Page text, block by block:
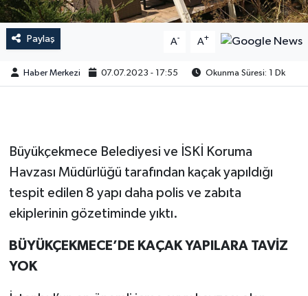
Paylaş A- A+
Haber Merkezi 07.07.2023 - 17:55 Okunma Süresi: 1 Dk
Büyükçekmece Belediyesi ve İSKİ Koruma
Havzası Müdürlüğü tarafından kaçak yapıldığı
tespit edilen 8 yapı daha polis ve zabıta
ekiplerinin gözetiminde yıktı.
BÜYÜKÇEKMECE’DE KAÇAK YAPILARA TAVİZ
YOK